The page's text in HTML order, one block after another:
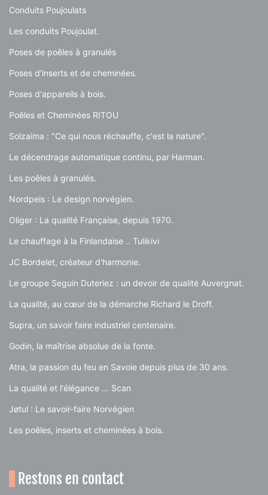
Conduits Poujoulats
Les conduits Poujoulat.
Poses de poêles à granulés
Poses d'inserts et de cheminées.
Poses d'appareils à bois.
Poêles et Cheminées RITOU
Solzaima : "Ce qui nous réchauffe, c'est la nature".
Le décendrage automatique continu, par Harman.
Les poêles à granulés.
Nordpeis : Le design norvégien.
Oliger : La qualité Française, depuis 1970.
Le chauffage à la Finlandaise .. Tulikivi
JC Bordelet, créateur d'harmonie.
Le groupe Seguin Duteriez : un devoir de qualité Auvergnat.
La qualité, au cœur de la démarche Richard le Droff.
Supra, un savoir faire industriel centenaire.
Godin, la maîtrise absolue de la fonte.
Atra, la passion du feu en Savoie depuis plus de 30 ans.
La qualité et l'élégance ... Scan
Jøtul : Le savoir-faire Norvégien
Les poêles, inserts et cheminées à bois.
Restons en contact